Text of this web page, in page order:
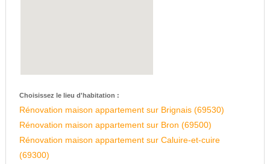
Choisissez le lieu d'habitation :
Rénovation maison appartement sur Brignais (69530)
Rénovation maison appartement sur Bron (69500)
Rénovation maison appartement sur Caluire-et-cuire
(69300)